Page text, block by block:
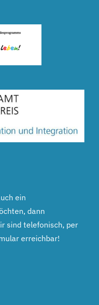
ein
dann
sind telefonisch, per
erreichbar!